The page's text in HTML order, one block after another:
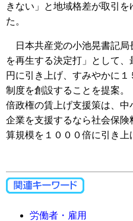
きない」と地域格差が取引
た。
日本共産党の小池晃書記局
を再生する決定打」として
円に引き上げ、すみやかに
制度を創設することを提案
倍政権の賃上げ支援策は、
企業を支援するなら社会保
算規模を１０００倍に引き上
労働者・雇用